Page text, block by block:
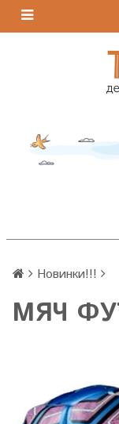
Новинки!!!
МЯЧ